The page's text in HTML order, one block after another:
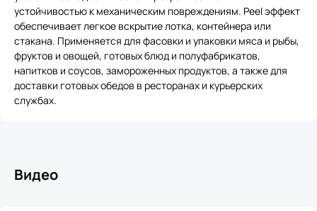
устойчивостью к механическим повреждениям. Peel эффект
обеспечивает легкое вскрытие лотка, контейнера или
стакана. Применяется для фасовки и упаковки мяса и рыбы,
фруктов и овощей, готовых блюд и полуфабрикатов,
напитков и соусов, замороженных продуктов, а также для
доставки готовых обедов в ресторанах и курьерских
службах.
Видео